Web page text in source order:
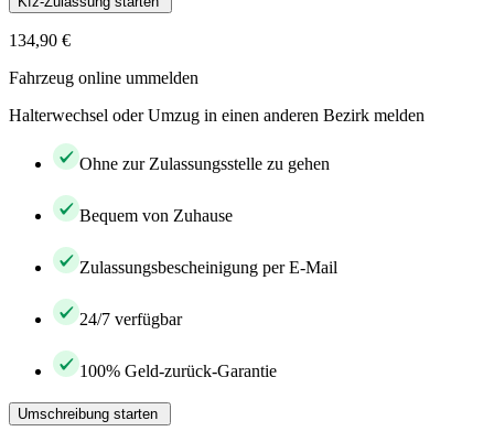
134,90 €
Fahrzeug online ummelden
Halterwechsel oder Umzug in einen anderen Bezirk melden
Ohne zur Zulassungsstelle zu gehen
Bequem von Zuhause
Zulassungsbescheinigung per E-Mail
24/7 verfügbar
100% Geld-zurück-Garantie
Umschreibung starten